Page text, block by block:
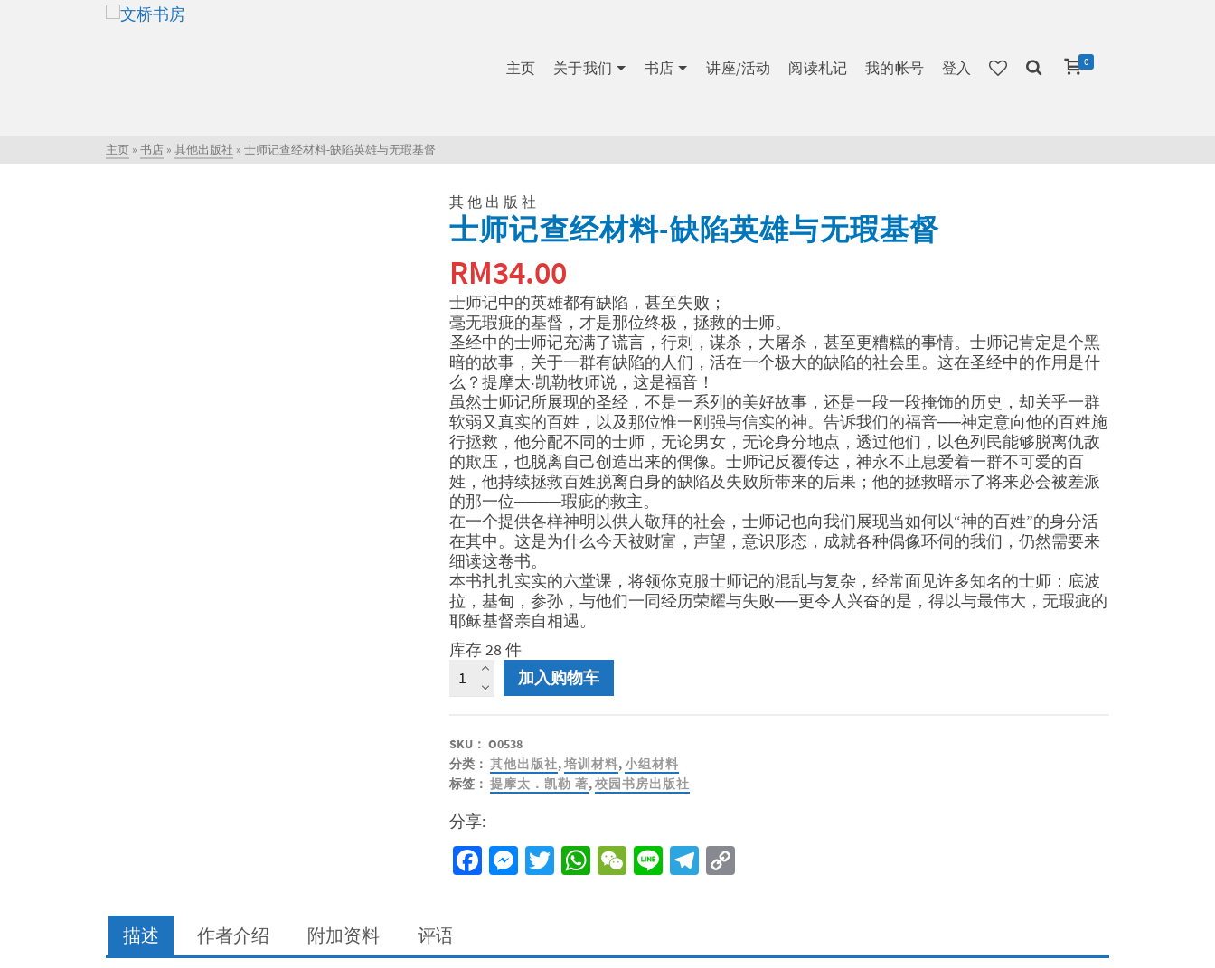
主页 关于我们 书店 讲座/活动 阅读札记 我的帐号 登入 0
主页 » 书店 » 其他出版社 » 士师记查经材料-缺陷英雄与无瑕基督
其他出版社
士师记查经材料-缺陷英雄与无瑕基督
RM34.00
士师记中的英雄都有缺陷，甚至失败；
毫无瑕疵的基督，才是那位终极，拯救的士师。
圣经中的士师记充满了谎言，行刺，谋杀，大屠杀，甚至更糟糕的事情。士师记肯定是个黑
暗的故事，关于一群有缺陷的人们，活在一个极大的缺陷的社会里。这在圣经中的作用是什
么？提摩太‧凯勒牧师说，这是福音！
虽然士师记所展现的圣经，不是一系列的美好故事，还是一段一段掩饰的历史，却关乎一群
软弱又真实的百姓，以及那位惟一刚强与信实的神。告诉我们的福音──神定意向他的百姓施
行拯救，他分配不同的士师，无论男女，无论身分地点，透过他们，以色列民能够脱离仇敌
的欺压，也脱离自己创造出来的偶像。士师记反覆传达，神永不止息爱着一群不可爱的百
姓，他持续拯救百姓脱离自身的缺陷及失败所带来的后果；他的拯救暗示了将来必会被差派
的那一位────瑕疵的救主。
在一个提供各样神明以供人敬拜的社会，士师记也向我们展现当如何以“神的百姓”的身分活
在其中。这是为什么今天被财富，声望，意识形态，成就各种偶像环伺的我们，仍然需要来
细读这卷书。
本书扎扎实实的六堂课，将领你克服士师记的混乱与复杂，经常面见许多知名的士师：底波
拉，基甸，参孙，与他们一同经历荣耀与失败──更令人兴奋的是，得以与最伟大，无瑕疵的
耶稣基督亲自相遇。
库存 28 件
士
师
经
材
料-
陷
英
雄
瑕
基
加入购物车
SKU： O0538
分类： 其他出版社,培训材料,小组材料
标签： 提摩太．凯勒 著,校园书房出版社
分享:
Facebook
Messenger
Twitter
WhatsApp
WeChat
LineTelegram
Copy
描述 作者介绍 附加资料 评语